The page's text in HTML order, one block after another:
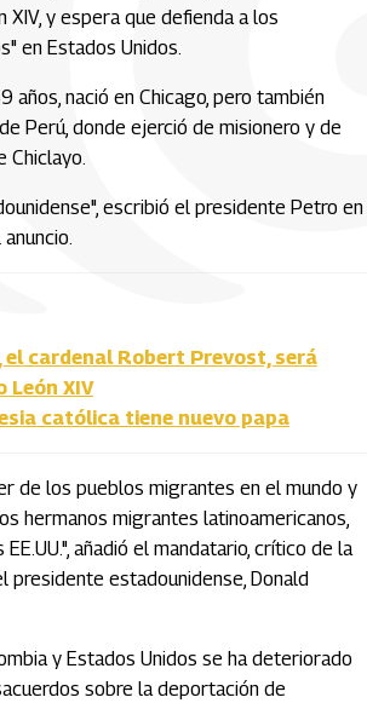
XIV, y espera que defienda a los
en Estados Unidos.
años, nació en Chicago, pero también
Perú, donde ejerció de misionero y de
Chiclayo.
escribió el presidente Petro en
el cardenal Robert Prevost, será
León XIV
católica tiene nuevo papa
de los pueblos migrantes en el mundo y
hermanos migrantes latinoamericanos,
añadió el mandatario, crítico de la
presidente estadounidense, Donald
y Estados Unidos se ha deteriorado
sobre la deportación de